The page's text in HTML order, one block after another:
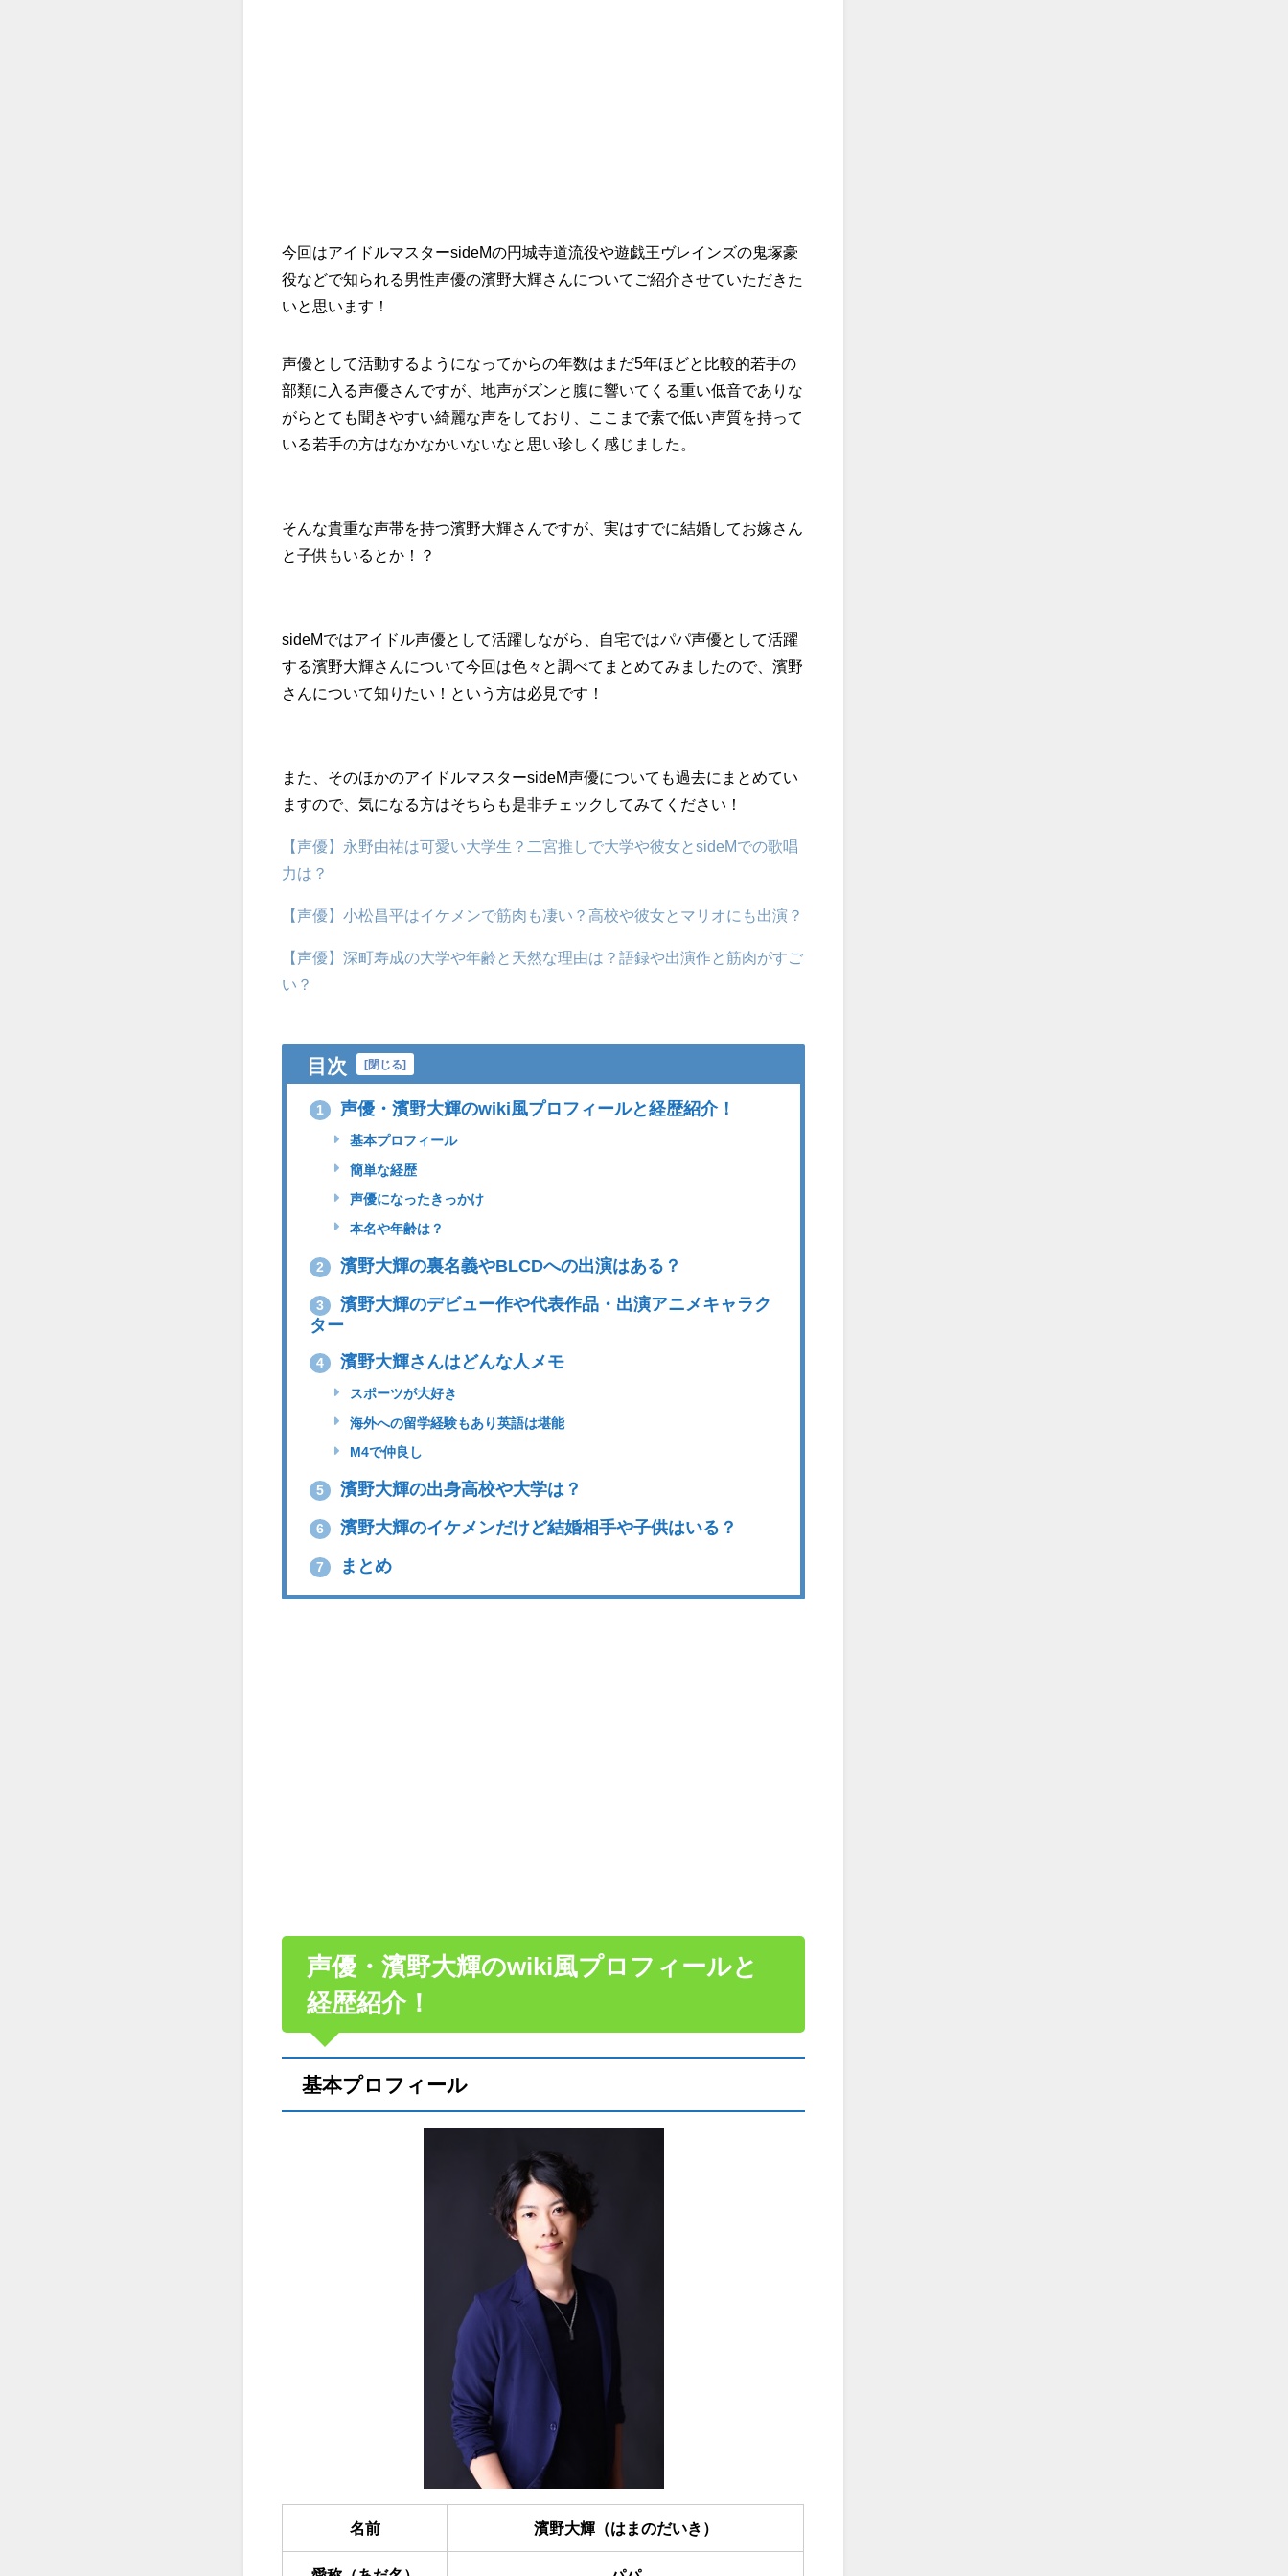
今回はアイドルマスターsideMの円城寺道流役や遊戯王ヴレインズの鬼塚豪
役などで知られる男性声優の濱野大輝さんについてご紹介させていただきた
いと思います！
声優として活動するようになってからの年数はまだ5年ほどと比較的若手の
部類に入る声優さんですが、地声がズンと腹に響いてくる重い低音でありな
がらとても聞きやすい綺麗な声をしており、ここまで素で低い声質を持って
いる若手の方はなかなかいないなと思い珍しく感じました。
そんな貴重な声帯を持つ濱野大輝さんですが、実はすでに結婚してお嫁さん
と子供もいるとか！？
sideMではアイドル声優として活躍しながら、自宅ではパパ声優として活躍
する濱野大輝さんについて今回は色々と調べてまとめてみましたので、濱野
さんについて知りたい！という方は必見です！
また、そのほかのアイドルマスターsideM声優についても過去にまとめてい
ますので、気になる方はそちらも是非チェックしてみてください！
【声優】永野由祐は可愛い大学生？二宮推しで大学や彼女とsideMでの歌唱
力は？
【声優】小松昌平はイケメンで筋肉も凄い？高校や彼女とマリオにも出演？
【声優】深町寿成の大学や年齢と天然な理由は？語録や出演作と筋肉がすご
い？
目次 [閉じる]
1 声優・濱野大輝のwiki風プロフィールと経歴紹介！
基本プロフィール
簡単な経歴
声優になったきっかけ
本名や年齢は？
2 濱野大輝の裏名義やBLCDへの出演はある？
3
濱野大輝のデビュー作や代表作品・出演アニメキャラク
ター
4 濱野大輝さんはどんな人メモ
スポーツが大好き
海外への留学経験もあり英語は堪能
M4で仲良し
5 濱野大輝の出身高校や大学は？
6 濱野大輝のイケメンだけど結婚相手や子供はいる？
7 まとめ
声優・濱野大輝のwiki風プロフィールと
経歴紹介！
基本プロフィール
名前 濱野大輝（はまのだいき）